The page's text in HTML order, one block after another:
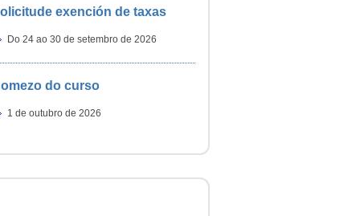
exención de taxas
Do 24 ao 30 de setembro de 2026
do curso
1 de outubro de 2026